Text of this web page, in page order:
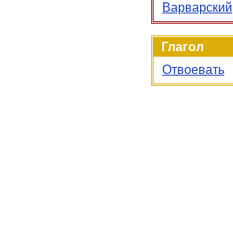
Варварский
Глагол
Отвоевать